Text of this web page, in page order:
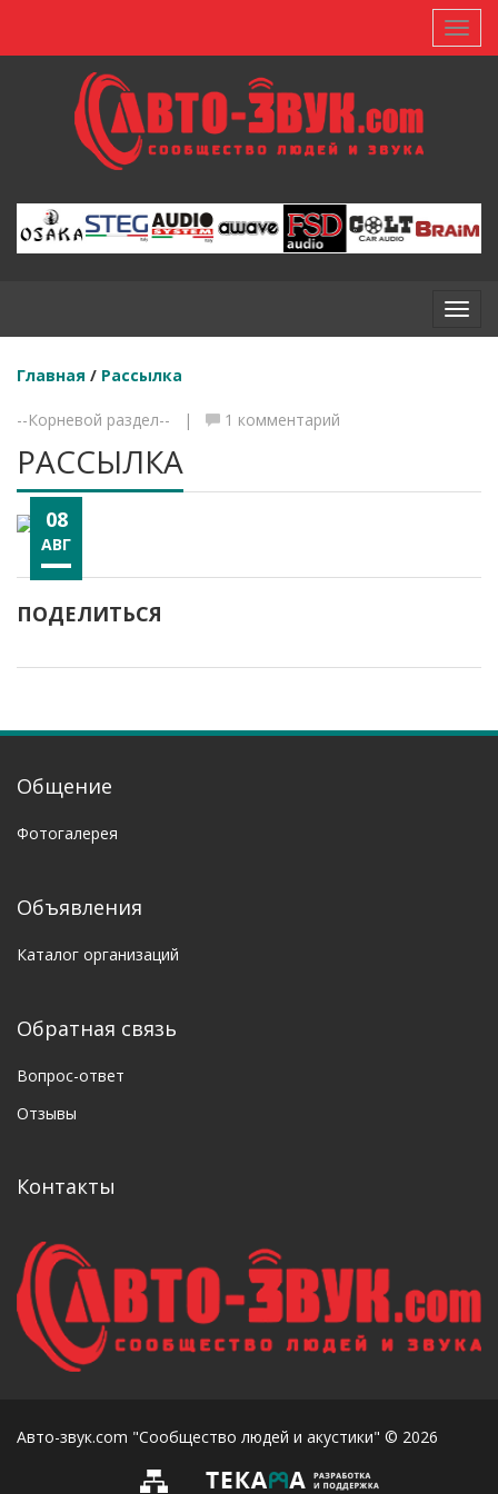
Главная / Рассылка
--Корневой раздел-- | 1 комментарий
РАССЫЛКА
08
АВГ
ПОДЕЛИТЬСЯ
Общение
Фотогалерея
Объявления
Каталог организаций
Обратная связь
Вопрос-ответ
Отзывы
Контакты
Авто-звук.com "Сообщество людей и акустики" © 2026